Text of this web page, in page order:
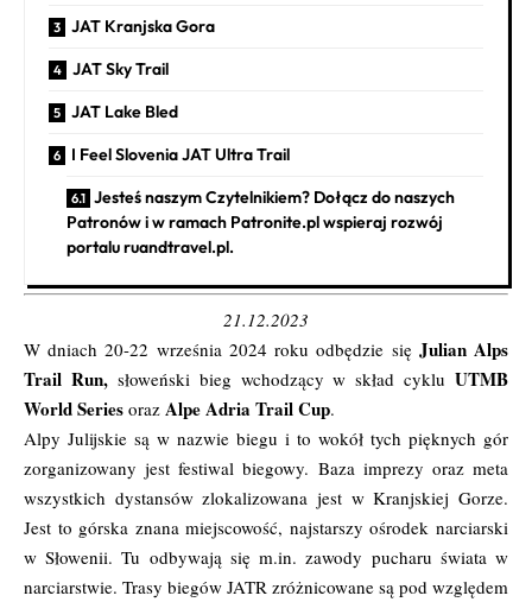
JAT Kranjska Gora
JAT Sky Trail
JAT Lake Bled
I Feel Slovenia JAT Ultra Trail
Jesteś naszym Czytelnikiem? Dołącz do naszych
Patronów i w ramach Patronite.pl wspieraj rozwój
portalu ruandtravel.pl.
21.12.2023
W dniach 20-22 września 2024 roku odbędzie się Julian Alps
Trail Run, słoweński bieg wchodzący w skład cyklu UTMB
World Series oraz Alpe Adria Trail Cup.
Alpy Julijskie są w nazwie biegu i to wokół tych pięknych gór
zorganizowany jest festiwal biegowy. Baza imprezy oraz meta
wszystkich dystansów zlokalizowana jest w Kranjskiej Gorze.
Jest to górska znana miejscowość, najstarszy ośrodek narciarski
w Słowenii. Tu odbywają się m.in. zawody pucharu świata w
narciarstwie. Trasy biegów JATR zróżnicowane są pod względem